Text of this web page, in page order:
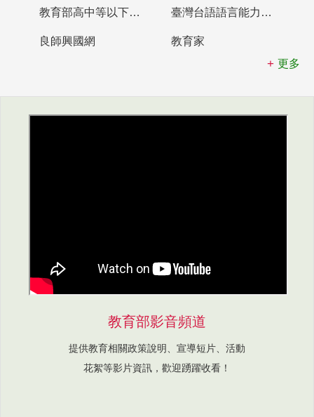
教育部高中等以下學校及幼兒園教師資格檢定考試 臺灣台語語言能力認證網站
良師興國網
教育家
更多
教育部影音頻道
提供教育相關政策說明、宣導短片、活動
花絮等影片資訊，歡迎踴躍收看！